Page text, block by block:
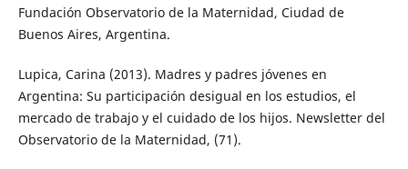
Fundación Observatorio de la Maternidad, Ciudad de
Buenos Aires, Argentina.
Lupica, Carina (2013). Madres y padres jóvenes en
Argentina: Su participación desigual en los estudios, el
mercado de trabajo y el cuidado de los hijos. Newsletter del
Observatorio de la Maternidad, (71).